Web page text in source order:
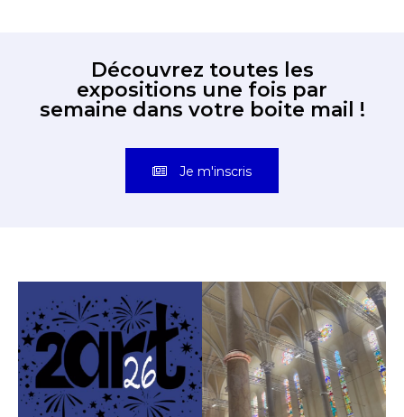
Découvrez toutes les
expositions une fois par
semaine dans votre boite mail !
Je m'inscris